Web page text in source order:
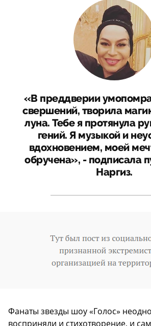
«В преддверии
свершений, творила
луна. Тебе я протянула
гений. Я музыкой и
вдохновением, моей
обручена», - подписала
Наргиз.
Фанаты звезды шоу «Голос»
восприняли и стихотворение, и